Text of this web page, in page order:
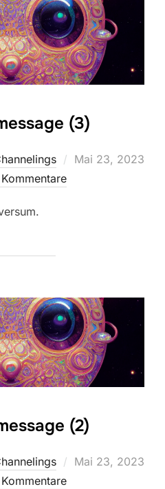
(3)
Veröffentlicht
Mai 23, 2023
(2)
Veröffentlicht
Mai 23, 2023